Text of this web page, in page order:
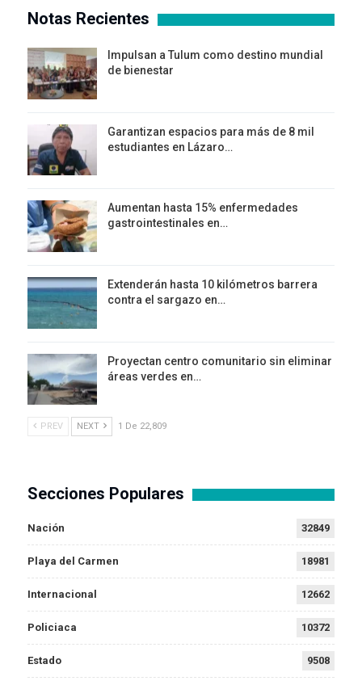
Notas Recientes
Impulsan a Tulum como destino mundial
de bienestar
Garantizan espacios para más de 8 mil
estudiantes en Lázaro…
Aumentan hasta 15% enfermedades
gastrointestinales en…
Extenderán hasta 10 kilómetros barrera
contra el sargazo en…
Proyectan centro comunitario sin eliminar
áreas verdes en…
PREV NEXT 1 De 22,809
Secciones Populares
Nación 32849
Playa del Carmen 18981
Internacional 12662
Policiaca 10372
Estado 9508